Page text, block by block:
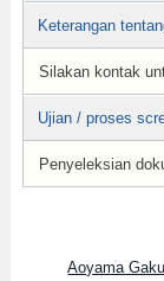
Keterangan
Silakan kontak
Ujian / proses
Penyeleksian
Aoyama